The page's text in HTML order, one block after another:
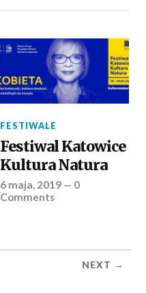
FESTIWALE
Festiwal Katowice
Kultura Natura
6 maja, 2019 — 0
Comments
NEXT →